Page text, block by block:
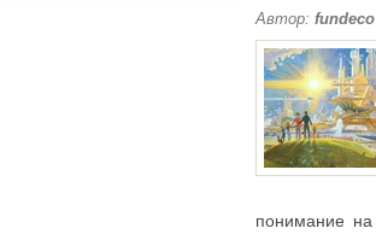
Автор: fundeco
понимание на